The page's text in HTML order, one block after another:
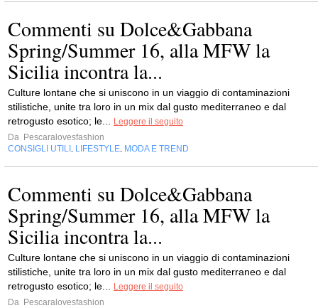
Commenti su Dolce&Gabbana
Spring/Summer 16, alla MFW la
Sicilia incontra la...
Culture lontane che si uniscono in un viaggio di contaminazioni
stilistiche, unite tra loro in un mix dal gusto mediterraneo e dal
retrogusto esotico; le...
Leggere il seguito
Da Pescaralovesfashion
CONSIGLI UTILI
LIFESTYLE MODA E TREND
Commenti su Dolce&Gabbana
Spring/Summer 16, alla MFW la
Sicilia incontra la...
Culture lontane che si uniscono in un viaggio di contaminazioni
stilistiche, unite tra loro in un mix dal gusto mediterraneo e dal
retrogusto esotico; le...
Leggere il seguito
Da Pescaralovesfashion